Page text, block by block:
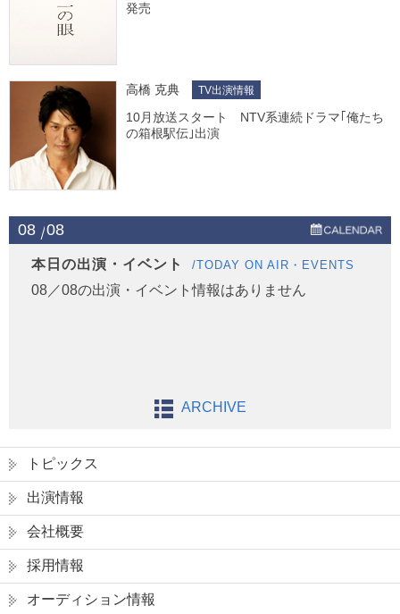
発売
高橋 克典 TV出演情報
10月放送スタート NTV系連続ドラマ｢俺たち
の箱根駅伝｣出演
08 08
本日の出演・イベント /TODAY ON AIR・EVENTS
08／08の出演・イベント情報はありません
ARCHIVE
トピックス
出演情報
会社概要
採用情報
オーディション情報